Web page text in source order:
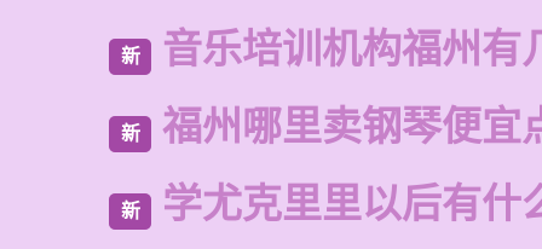
新 音乐培训机构福州有
新 福州哪里卖钢琴便宜
新 学尤克里里以后有什